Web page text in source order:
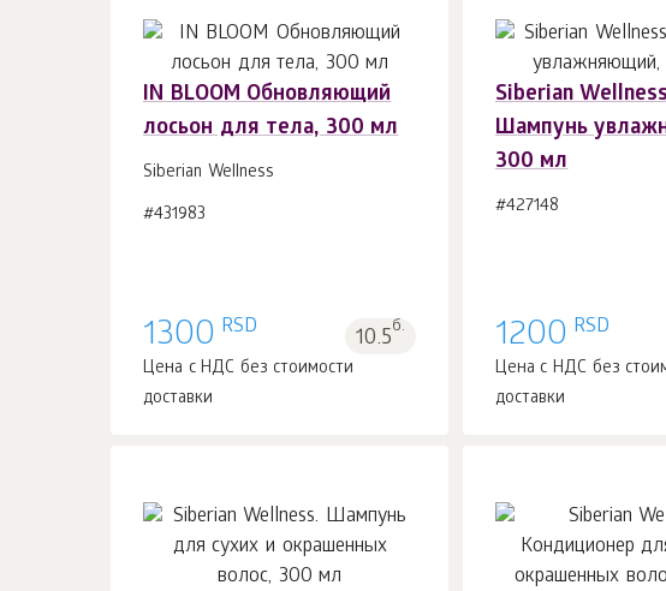
IN BLOOM Обновляющий
лосьон для тела, 300 мл
Siberian Wellness
#431983
1300 RSD 10.5б.
Цена с НДС без стоимости
доставки
Siberian
Шампунь
300 мл
#427148
1200 RSD
Цена с НДС без
доставки